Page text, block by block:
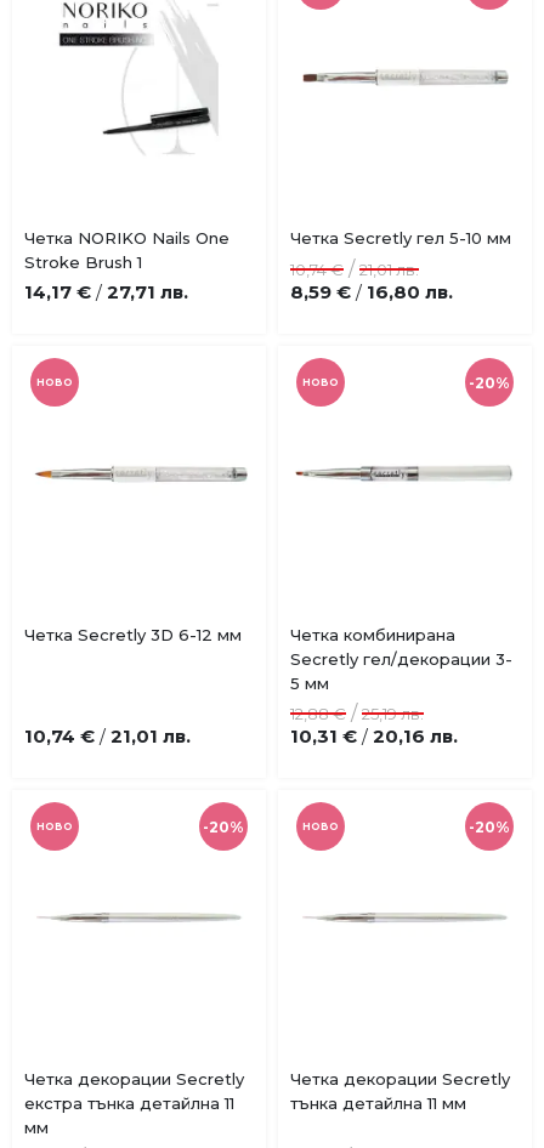
любими
Купи
Четка NORIKO Nails One
Stroke Brush 1
14,17 € / 27,71 лв.
любими
Купи
Четка Secretly гел 5-10 мм
8,59 € / 16,80 лв.
10,74 € /21,01 лв.
НОВО
Купи
Четка Secretly 3D 6-12 мм
10,74 € / 21,01 лв.
-20%
НОВО
Добави
в
Купи
Четка комбинирана
Secretly гел/декорации 3-
5 мм
10,31 € / 20,16 лв.
12,88 € /25,19 лв.
-20%
НОВО
Добави
в
Купи
Четка декорации Secretly
eкстра тънка детайлна 11
мм
-20%
НОВО
Добави
в
Купи
Четка декорации Secretly
тънка детайлна 11 мм